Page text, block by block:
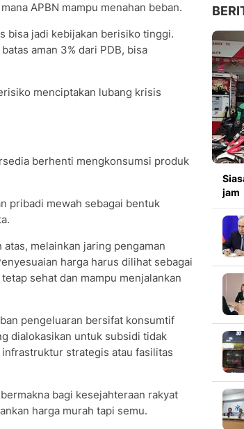
APBN mampu menahan beban.
bisa jadi kebijakan berisiko tinggi.
aman 3% dari PDB, bisa
menciptakan lubang krisis
berhenti mengkonsumsi produk
pribadi mewah sebagai bentuk
melainkan jaring pengaman
harga harus dilihat sebagai
sehat dan mampu menjalankan
pengeluaran bersifat konsumtif
dialokasikan untuk subsidi tidak
strategis atau fasilitas
bagi kesejahteraan rakyat
harga murah tapi semu.
jam